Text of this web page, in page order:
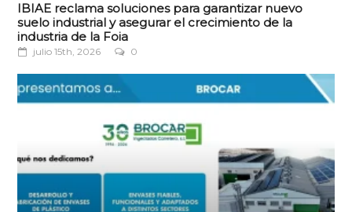
IBIAE reclama soluciones para garantizar nuevo
suelo industrial y asegurar el crecimiento de la
industria de la Foia
julio 15th, 2026 0